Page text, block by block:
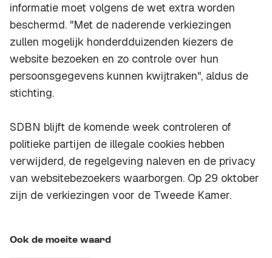
informatie moet volgens de wet extra worden
beschermd. "Met de naderende verkiezingen
zullen mogelijk honderdduizenden kiezers de
website bezoeken en zo controle over hun
persoonsgegevens kunnen kwijtraken", aldus de
stichting.
SDBN blijft de komende week controleren of
politieke partijen de illegale cookies hebben
verwijderd, de regelgeving naleven en de privacy
van websitebezoekers waarborgen. Op 29 oktober
zijn de verkiezingen voor de Tweede Kamer.
Ook de moeite waard